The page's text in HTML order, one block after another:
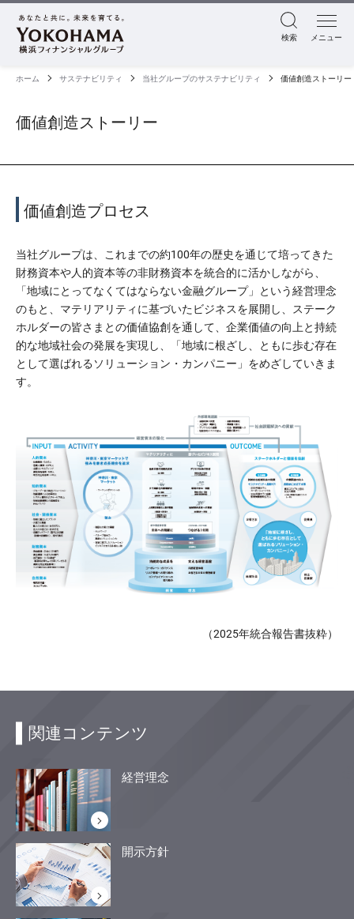
検索 メニュー
ホーム サステナビリティ 当社グループのサステナビリティ 価値創造ストーリー
価値創造ストーリー
価値創造プロセス
当社グループは、これまでの約100年の歴史を通じて培ってきた
財務資本や人的資本等の非財務資本を統合的に活かしながら、
「地域にとってなくてはならない金融グループ」という経営理念
のもと、マテリアリティに基づいたビジネスを展開し、ステーク
ホルダーの皆さまとの価値協創を通して、企業価値の向上と持続
的な地域社会の発展を実現し、「地域に根ざし、ともに歩む存在
として選ばれるソリューション・カンパニー」をめざしていきま
す。
（2025年統合報告書抜粋）
関連コンテンツ
経営理念
開示方針